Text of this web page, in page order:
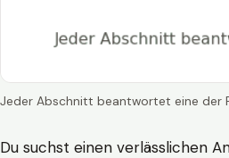
Jeder Abschnitt beantwortet eine der
Du suchst einen verlässlichen